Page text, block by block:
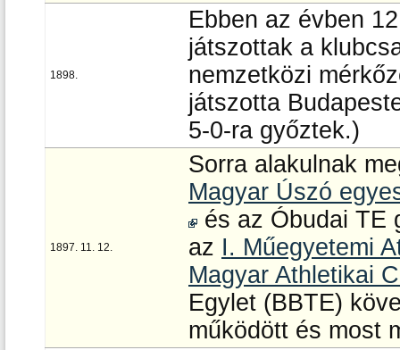
1898.
Ebben az évben
játszottak a
nemzetközi
játszotta
5-0-ra győztek.)
1897. 11. 12.
Sorra alakulnak
Magyar Úszó
és az Óbudai TE
az I. Műegyetemi
Magyar Athletikai
Egylet (BBTE)
működött és most